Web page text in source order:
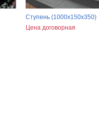
Ступень (1000х150х350)
Цена договорная